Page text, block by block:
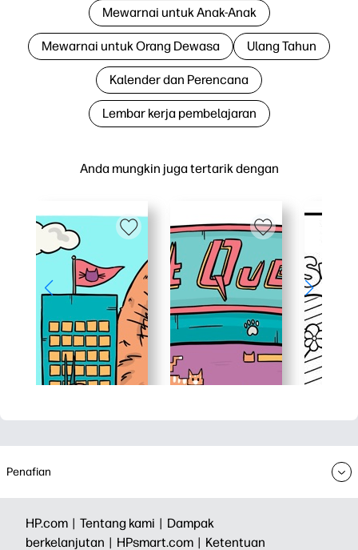
Anda mungkin juga tertarik dengan
Mewarnai untuk Anak-Anak
Mewarnai untuk Orang Dewasa Ulang Tahun
Kalender dan Perencana
Lembar kerja pembelajaran
Penafian
HP.com | Tentang kami | Dampak
berkelanjutan | HPsmart.com | Ketentuan